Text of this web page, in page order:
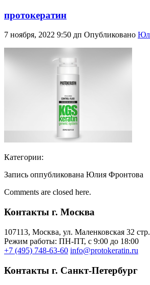
протокератин
7 ноября, 2022 9:50 дп Опубликовано
Категории:
Запись оппубликована Юлия Фронтова
Comments are closed here.
Контакты г. Москва
107113, Moсква, ул. Маленковская 32
Режим работы: ПН-ПТ, с 9:00 до 18:00
+7 (495) 748-63-60 info@protokeratin.ru
Контакты г. Санкт-Петербург